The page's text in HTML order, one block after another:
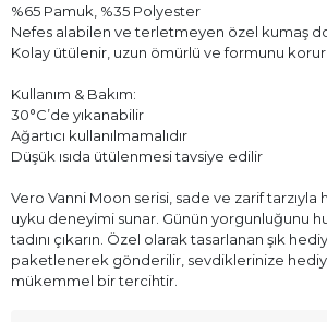
%65 Pamuk, %35 Polyester
Nefes alabilen ve terletmeyen özel kumaş
Kolay ütülenir, uzun ömürlü ve formunu korur
Kullanım & Bakım:
30°C’de yıkanabilir
Ağartıcı kullanılmamalıdır
Düşük ısıda ütülenmesi tavsiye edilir
Vero Vanni Moon serisi, sade ve zarif
uyku deneyimi sunar. Günün yorgunluğunu
tadını çıkarın. Özel olarak tasarlanan şık
paketlenerek gönderilir, sevdiklerinize
mükemmel bir tercihtir.